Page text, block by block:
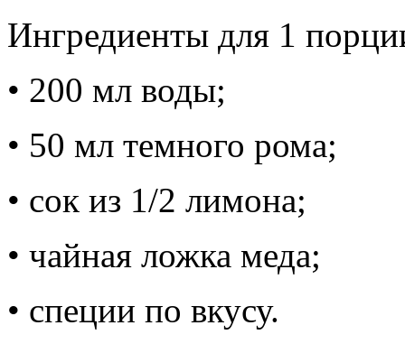
Ингредиенты для 1
• 200 мл воды;
• 50 мл темного рома;
• сок из 1/2 лимона;
• чайная ложка меда;
• специи по вкусу.